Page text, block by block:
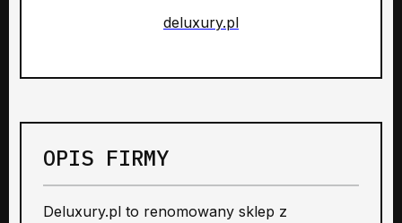
deluxury.pl
OPIS FIRMY
Deluxury.pl to renomowany sklep z